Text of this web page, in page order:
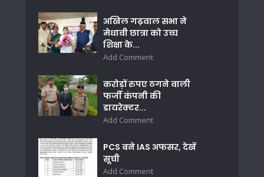
अखिल गढ़वाल सभा ने
मेधावी छात्रा को उच्च
शिक्षा के...
Add Comment
करोड़ों रुपए ठगने वाली
फर्जी कंपनी की
डायरेक्टर...
Add Comment
PCS बने IAS अफसर, देखें
सूची
Add Comment